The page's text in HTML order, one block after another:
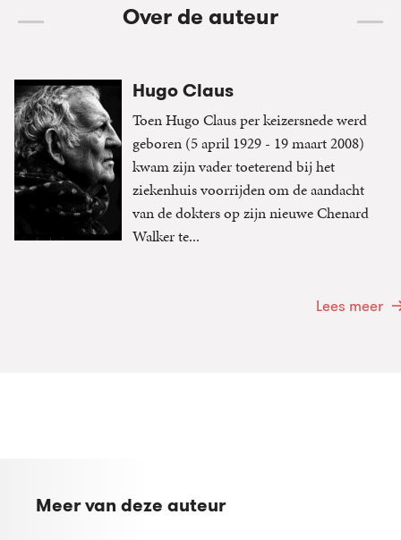
Over de auteur
Hugo Claus
Toen Hugo Claus per keizersnede werd
geboren (5 april 1929 - 19 maart 2008)
kwam zijn vader toeterend bij het
ziekenhuis voorrijden om de aandacht
van de dokters op zijn nieuwe Chenard
Walker te...
Lees meer
Meer van deze auteur